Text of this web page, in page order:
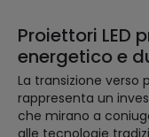
Proiettori LED
energetico e
La transizione verso
rappresenta un
che mirano a